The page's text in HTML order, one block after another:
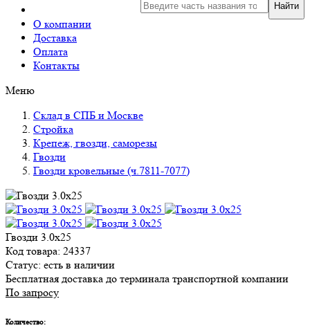
О компании
Доставка
Оплата
Контакты
Найти
Меню
Склад в СПБ и Москве
Стройка
Крепеж, гвозди, саморезы
Гвозди
Гвозди кровельные (ч.7811-7077)
Гвозди 3.0х25
Код товара: 24337
Статус: есть в наличии
Бесплатная доставка до терминала транспортной компании
По запросу
Количество: